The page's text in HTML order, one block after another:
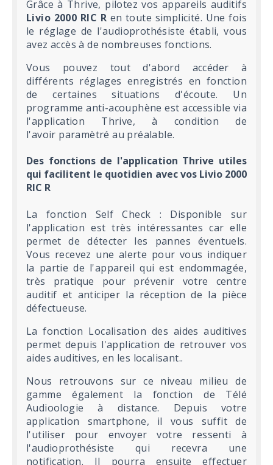
Grâce à Thrive, pilotez vos appareils auditifs
Livio 2000 RIC R en toute simplicité. Une fois
le réglage de l'audioprothésiste établi, vous
avez accès à de nombreuses fonctions.
Vous pouvez tout d'abord accéder à
différents réglages enregistrés en fonction
de certaines situations d'écoute. Un
programme anti-acouphène est accessible via
l'application Thrive, à condition de
l'avoir paramètré au préalable.
Des fonctions de l'application Thrive utiles
qui facilitent le quotidien avec vos Livio 2000
RIC R
La fonction Self Check : Disponible sur
l'application est très intéressantes car elle
permet de détecter les pannes éventuels.
Vous recevez une alerte pour vous indiquer
la partie de l'appareil qui est endommagée,
très pratique pour prévenir votre centre
auditif et anticiper la réception de la pièce
défectueuse.
La fonction Localisation des aides auditives
permet depuis l'application de retrouver vos
aides auditives, en les localisant..
Nous retrouvons sur ce niveau milieu de
gamme également la fonction de Télé
Audioologie à distance. Depuis votre
application smartphone, il vous suffit de
l'utiliser pour envoyer votre ressenti à
l'audioprothésiste qui recevra une
notification. Il pourra ensuite effectuer